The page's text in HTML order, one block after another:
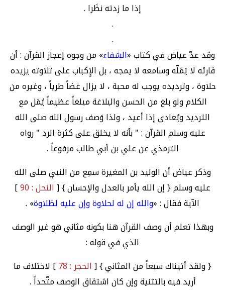
إذا ما زدته نظَرا .
.
.
وقد عدّ عياض في كتاب «الشفاء» من وجوه إعجاز القرآن : أن
قارئه لا يَمَلّه وسامعه لا يمجه ، بل الإِكباب على تلاوته يزيده
حلاوة ، وترديده يوجب له محبة ، لا يزال غضاً طرياً ، وغيره من
الكلام ولو بلغ من الحسن والبلاغة مبلغاً عظيماً يُمَل مع
الترديد ويُعادى إذا أعيد ، ولذا وَصف رسول الله صلى الله
عليه وسلم القرآن : " بأنه لا يخلق على كثرة الرد " رواه
الترمذي عن علي بن أبي طالب مرفوعاً .
وذكر عياض أن الوليد بن المغيرة سمِع من النبي صلى الله
عليه وسلم { إن الله يأمر بالعدل والإحسان } [النحل : 90
]
الآية فقال : «والله إن له لحلاوة وإن عليه لطَلاوة» .
وبهذا تعلم أن وصف القرآن هنا بكونه مثاني هو غير الوصف
الذي في قوله :
{ ولقد أتيناك سبعاً من المثاني } [الحجر : 78
] لاختلاف ما
أريد فيه بالتثنية وإن كان اشتقاق الوصف متّحداً .